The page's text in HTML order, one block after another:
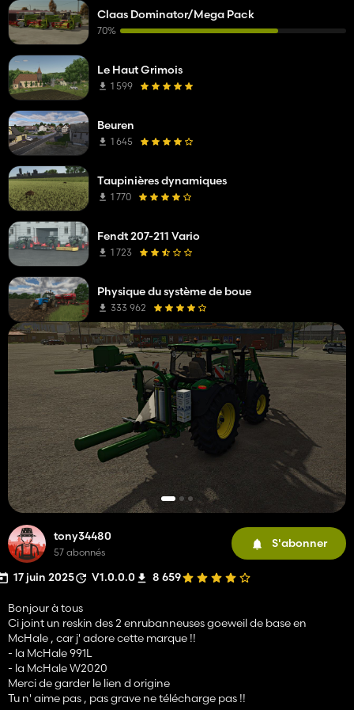
tony34480
57 abonnés
S'abonner
17 juin 2025 V1.0.0.0 8 659
Bonjour à tous
Ci joint un reskin des 2 enrubanneuses goeweil de base en
McHale , car j' adore cette marque !!
- la McHale 991L
- la McHale W2020
Merci de garder le lien d origine
Tu n' aime pas , pas grave ne télécharge pas !!
Claas Dominator/Mega Pack
70%
Le Haut Grimois
1 599
Beuren
1 645
Taupinières dynamiques
1 770
Fendt 207-211 Vario
1 723
Physique du système de boue
333 962